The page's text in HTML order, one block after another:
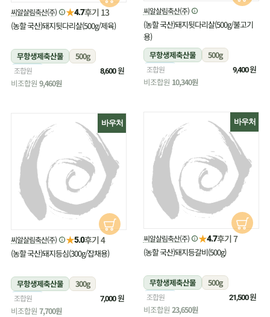
씨알살림축산(주)
(농할 국산)돼지뒷다리살(500g/불고기
용)
무항생제축산물
500g
냉장
조합원 9,400원
비조합원 10,340원
씨알살림축산(주) ★4.7후기 13
(농할 국산)돼지뒷다리살(500g/제육)
무항생제축산물
500g
냉장
조합원 8,600원
비조합원 9,460원
바우처
씨알살림축산(주) ★4.7후기 7
(농할 국산)돼지등갈비(500g)
무항생제축산물
500g
냉장
조합원 21,500원
비조합원 23,650원
바우처
씨알살림축산(주) ★5.0후기 4
(농할 국산)돼지등심(300g/잡채용)
무항생제축산물
300g
냉장
조합원 7,000원
비조합원 7,700원